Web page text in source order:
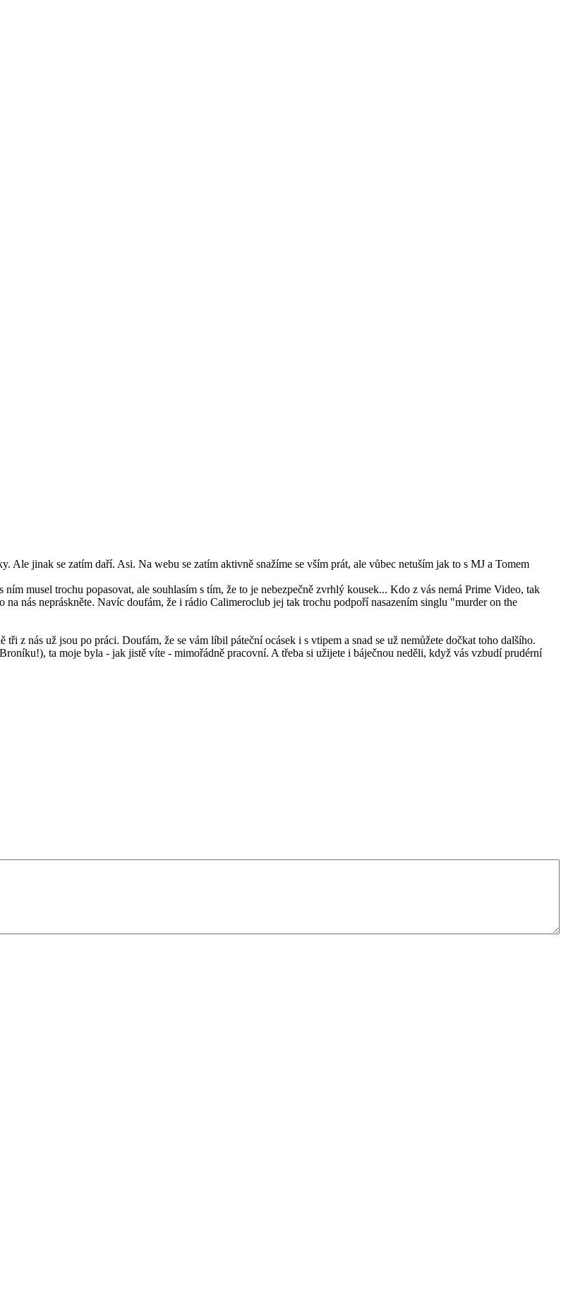
Ale jinak se zatím daří. Asi. Na webu se zatím aktivně snažíme se vším prát, ale vůbec netuším jak to s MJ a Tomem
musel trochu popasovat, ale souhlasím s tím, že to je nebezpečně zvrhlý kousek... Kdo z vás nemá Prime Video, tak
nás nepráskněte. Navíc doufám, že i rádio Calimeroclub jej tak trochu podpoří nasazením singlu "murder on the
z nás už jsou po práci. Doufám, že se vám líbil páteční ocásek i s vtipem a snad se už nemůžete dočkat toho dalšího.
Broníku!), ta moje byla - jak jistě víte - mimořádně pracovní. A třeba si užijete i báječnou neděli, když vás vzbudí prudérní